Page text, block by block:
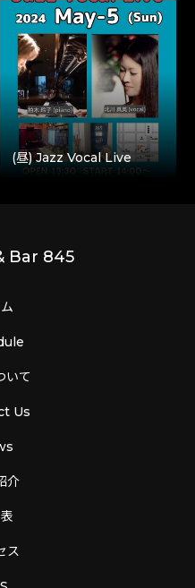
(昼) Jazz Vocal Live
Bar 845
いて
Us
介
ス